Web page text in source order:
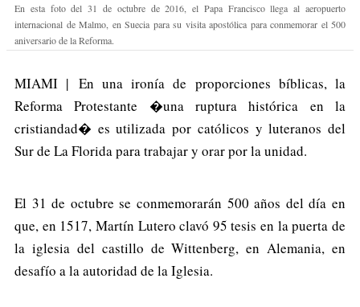
En esta foto del 31 de octubre de 2016, el Papa Francisco llega al aeropuerto
internacional de Malmo, en Suecia para su visita apostólica para conmemorar el 500
aniversario de la Reforma.
MIAMI | En una ironía de proporciones bíblicas, la
Reforma Protestante �una ruptura histórica en la
cristiandad� es utilizada por católicos y luteranos del
Sur de La Florida para trabajar y orar por la unidad.
El 31 de octubre se conmemorarán 500 años del día en
que, en 1517, Martín Lutero clavó 95 tesis en la puerta de
la iglesia del castillo de Wittenberg, en Alemania, en
desafío a la autoridad de la Iglesia.